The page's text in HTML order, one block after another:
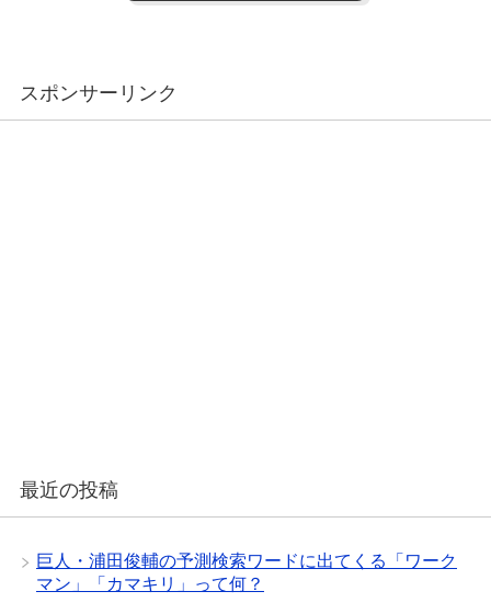
スポンサーリンク
最近の投稿
巨人・浦田俊輔の予測検索ワードに出てくる「ワーク
マン」「カマキリ」って何？